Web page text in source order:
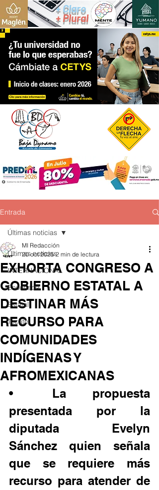
+ Claro
+ Plural
Entrada
Últimas noticias
INTERNACIONAL
Ensenada
Estatal
Tecate
Últimas noticias
EXHORTA CONGRESO A
GOBIERNO ESTATAL A
DESTINAR MÁS
RECURSO PARA
COMUNIDADES
INDÍGENAS Y
AFROMEXICANAS
MI Redacción
20 oct 2025 2 min de lectura
•	La propuesta
presentada por la
diputada Evelyn
Sánchez quien señala
que se requiere más
recurso para atender de